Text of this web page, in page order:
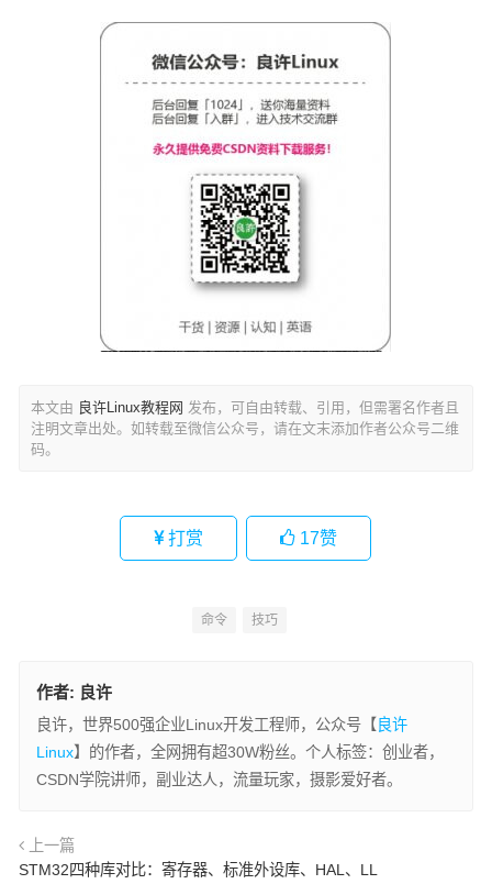
本文由 良许Linux教程网 发布，可自由转载、引用，但需署名作者且
注明文章出处。如转载至微信公众号，请在文末添加作者公众号二维
码。
打赏 17赞
命令 技巧
作者: 良许
良许，世界500强企业Linux开发工程师，公众号【 良许
Linux】的作者，全网拥有超30W粉丝。个人标签：创业者，
CSDN学院讲师，副业达人，流量玩家，摄影爱好者。
上一篇
STM32四种库对比：寄存器、标准外设库、HAL、LL